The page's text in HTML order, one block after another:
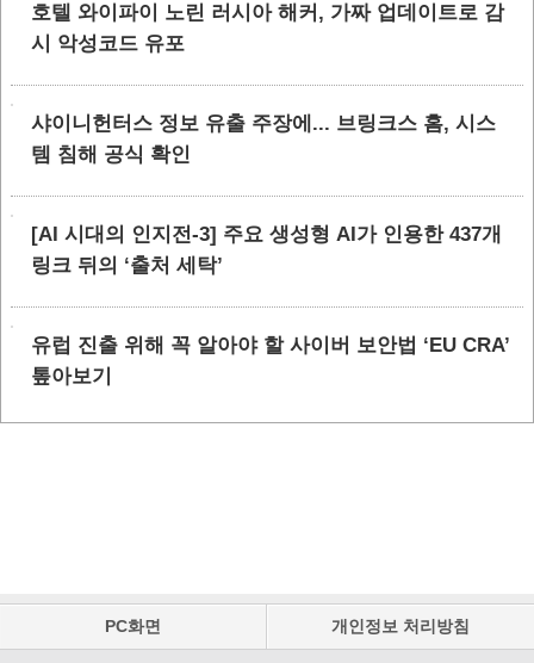
호텔 와이파이 노린 러시아 해커, 가짜 업데이트로 감
시 악성코드 유포
샤이니헌터스 정보 유출 주장에... 브링크스 홈, 시스
템 침해 공식 확인
[AI 시대의 인지전-3] 주요 생성형 AI가 인용한 437개
링크 뒤의 ‘출처 세탁’
유럽 진출 위해 꼭 알아야 할 사이버 보안법 ‘EU CRA’
톺아보기
PC화면 개인정보 처리방침